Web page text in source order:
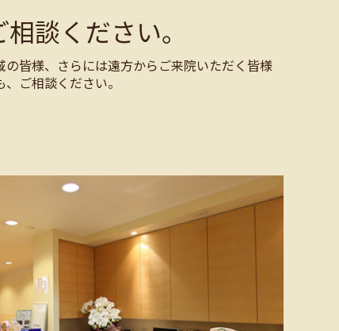
談ください。
皆様、さらには遠方からご来院いただく皆様
ご相談ください。